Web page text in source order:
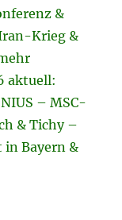
&
Krieg &
aktuell:
– MSC-
& Tichy –
in Bayern &